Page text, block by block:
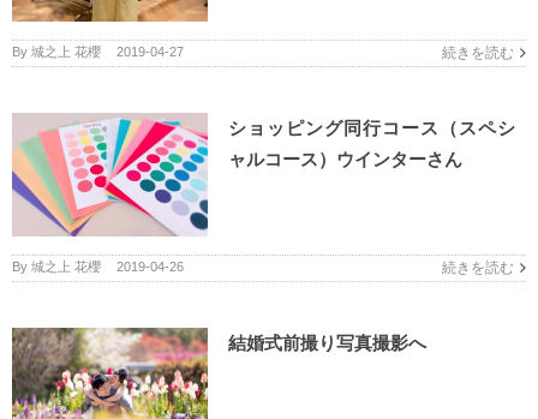
By 城之上 花櫻 2019-04-27 続きを読む
ショッピング同行コース（スペシ
ャルコース）ウインターさん
By 城之上 花櫻 2019-04-26 続きを読む
結婚式前撮り写真撮影へ